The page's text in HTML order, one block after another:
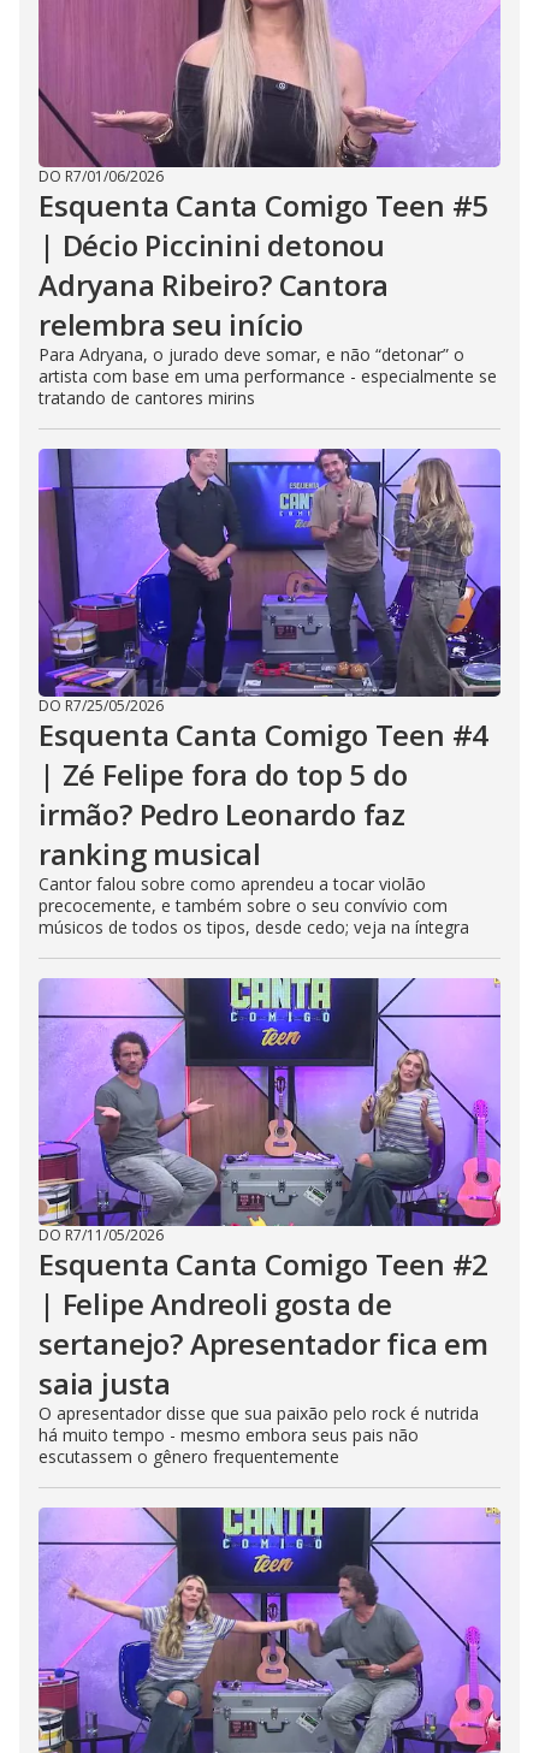
DO R7/01/06/2026
Esquenta Canta Comigo Teen #5
| Décio Piccinini detonou
Adryana Ribeiro? Cantora
relembra seu início
Para Adryana, o jurado deve somar, e não “detonar” o
artista com base em uma performance - especialmente se
tratando de cantores mirins
DO R7/25/05/2026
Esquenta Canta Comigo Teen #4
| Zé Felipe fora do top 5 do
irmão? Pedro Leonardo faz
ranking musical
Cantor falou sobre como aprendeu a tocar violão
precocemente, e também sobre o seu convívio com
músicos de todos os tipos, desde cedo; veja na íntegra
DO R7/11/05/2026
Esquenta Canta Comigo Teen #2
| Felipe Andreoli gosta de
sertanejo? Apresentador fica em
saia justa
O apresentador disse que sua paixão pelo rock é nutrida
há muito tempo - mesmo embora seus pais não
escutassem o gênero frequentemente